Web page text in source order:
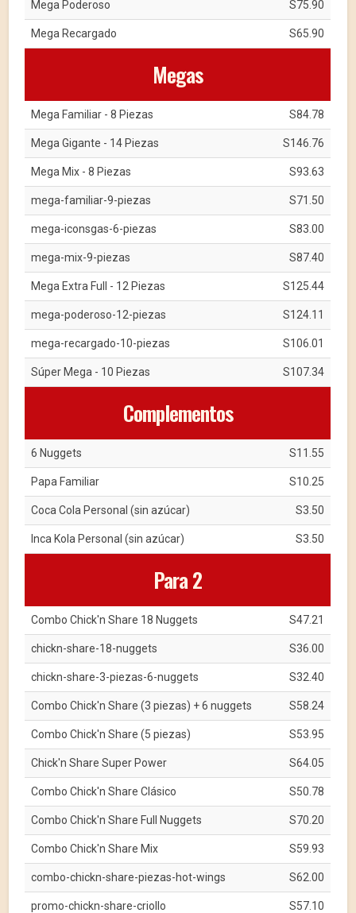
Mega Poderoso S75.90
Mega Recargado S65.90
Megas
Mega Familiar - 8 Piezas S84.78
Mega Gigante - 14 Piezas S146.76
Mega Mix - 8 Piezas S93.63
mega-familiar-9-piezas S71.50
mega-iconsgas-6-piezas S83.00
mega-mix-9-piezas S87.40
Mega Extra Full - 12 Piezas S125.44
mega-poderoso-12-piezas S124.11
mega-recargado-10-piezas S106.01
Súper Mega - 10 Piezas S107.34
Complementos
6 Nuggets S11.55
Papa Familiar S10.25
Coca Cola Personal (sin azúcar) S3.50
Inca Kola Personal (sin azúcar) S3.50
Para 2
Combo Chick'n Share 18 Nuggets S47.21
chickn-share-18-nuggets S36.00
chickn-share-3-piezas-6-nuggets S32.40
Combo Chick'n Share (3 piezas) + 6 nuggets S58.24
Combo Chick'n Share (5 piezas) S53.95
Chick'n Share Super Power S64.05
Combo Chick'n Share Clásico S50.78
Combo Chick'n Share Full Nuggets S70.20
Combo Chick'n Share Mix S59.93
combo-chickn-share-piezas-hot-wings S62.00
promo-chickn-share-criollo S57.10